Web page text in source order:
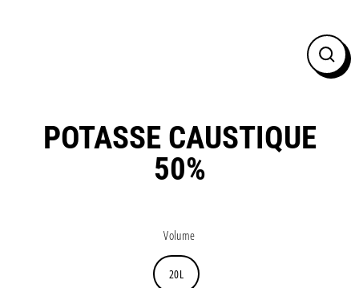
POTASSE CAUSTIQUE
50%
régulier
Volume
20L